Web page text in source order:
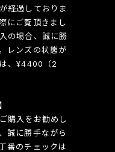
経過しておりま
にご覧頂きまし
の場合、誠に勝
レンズの状態が
、¥4400（2
購入をお勧めし
誠に勝手ながら
番のチェックは